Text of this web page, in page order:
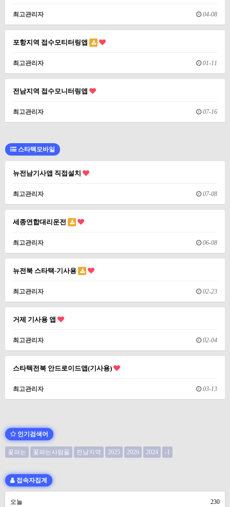
최고관리자 04-08
포항지역 접수모티터링앱
최고관리자 01-11
전남지역 접수모니터링앱
최고관리자 07-16
스타텍모바일
뉴전남기사앱 직접설치
최고관리자 07-08
세종연합대리운전
최고관리자 06-08
뉴전북 스타택-기사용
최고관리자 02-23
거제 기사용 앱
최고관리자 02-04
스타텍전북 안드로이드앱(기사용)
최고관리자 03-13
인기검색어
꽃파는 꽃파는사람들 전남지역 2025 2026 2024 -1
접속자집계
오늘 230